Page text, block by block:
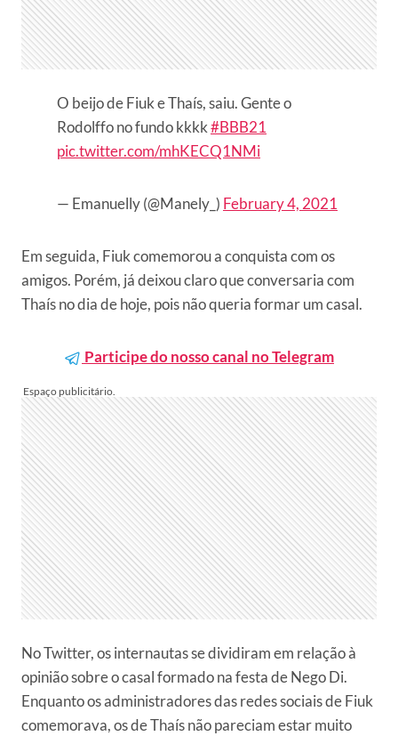
O beijo de Fiuk e Thaís, saiu. Gente o
Rodolffo no fundo kkkk#BBB21
pic.twitter.com/mhKECQ1NMi
— Emanuelly (@Manely_) February 4, 2021
Em seguida, Fiuk comemorou a conquista com os
amigos. Porém, já deixou claro que conversaria com
Thaís no dia de hoje, pois não queria formar um casal.
Participe do nosso canal no Telegram
No Twitter, os internautas se dividiram em relação à
opinião sobre o casal formado na festa de Nego Di.
Enquanto os administradores das redes sociais de Fiuk
comemorava, os de Thaís não pareciam estar muito